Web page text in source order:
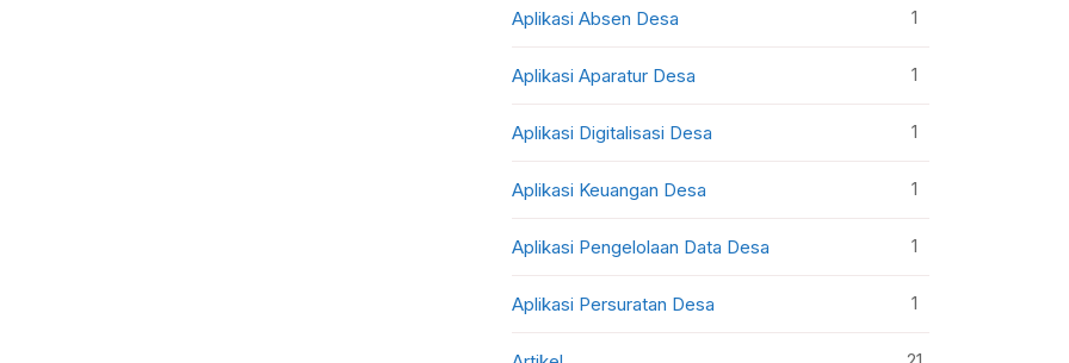
Aplikasi Absen Desa 1
Aplikasi Aparatur Desa 1
Aplikasi Digitalisasi Desa 1
Aplikasi Keuangan Desa 1
Aplikasi Pengelolaan Data Desa 1
Aplikasi Persuratan Desa 1